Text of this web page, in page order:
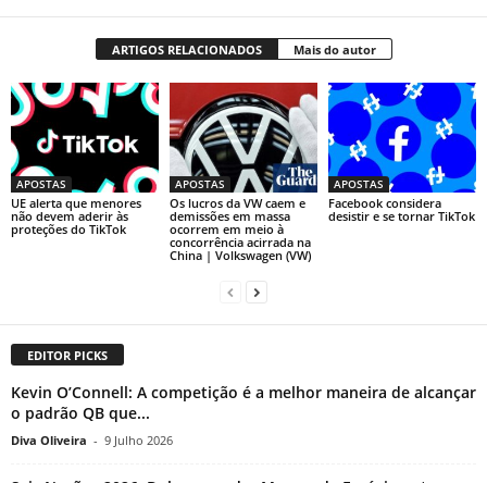
ARTIGOS RELACIONADOS Mais do autor
APOSTAS
UE alerta que menores
não devem aderir às
proteções do TikTok
APOSTAS
Os lucros da VW caem e
demissões em massa
ocorrem em meio à
concorrência acirrada na
China | Volkswagen (VW)
APOSTAS
Facebook considera
desistir e se tornar TikTok
EDITOR PICKS
Kevin O’Connell: A competição é a melhor maneira de alcançar
o padrão QB que...
Diva Oliveira - 9 Julho 2026